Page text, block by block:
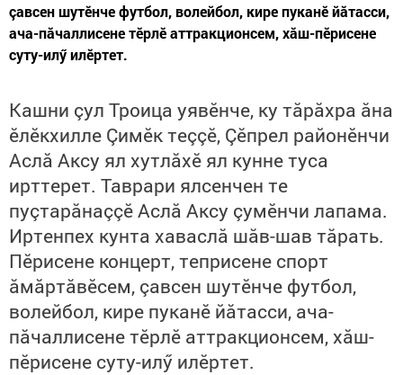
çавсен шутӗнче футбол, волейбол, кире пуканӗ йăтасси,
ача-пăчаллисене тӗрлӗ аттракционсем, хăш-пӗрисене
суту-илӳ илӗртет.
Кашни çул Троица уявӗнче, ку тăрăхра ăна
ӗлӗкхилле Çимӗк теççӗ, Çӗпрел районӗнчи
Аслă Аксу ял хутлăхӗ ял кунне туса
ирттерет. Таврари ялсенчен те
пуçтарăнаççӗ Аслă Аксу çумӗнчи лапама.
Иртенпех кунта хаваслă шăв-шав тăрать.
Пӗрисене концерт, теприсене спорт
ăмăртăвӗсем, çавсен шутӗнче футбол,
волейбол, кире пуканӗ йăтасси, ача-
пăчаллисене тӗрлӗ аттракционсем, хăш-
пӗрисене суту-илӳ илӗртет.